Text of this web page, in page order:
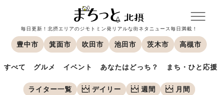
毎日更新！北摂エリアのジモトミン発リアルな街ネタニュース毎日満載！
豊中市 箕面市 吹田市 池田市 茨木市 高槻市
すべて グルメ イベント あなたはどっち？ まち・ひと応援
ライター一覧 デイリー 週間 月間